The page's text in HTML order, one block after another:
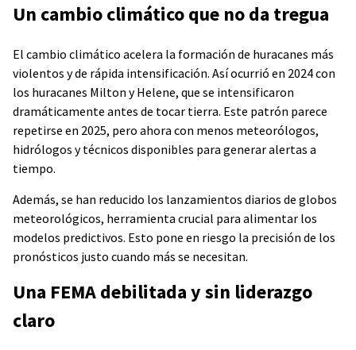
Un cambio climático que no da tregua
El cambio climático acelera la formación de huracanes más
violentos y de rápida intensificación. Así ocurrió en 2024 con
los huracanes Milton y Helene, que se intensificaron
dramáticamente antes de tocar tierra. Este patrón parece
repetirse en 2025, pero ahora con menos meteorólogos,
hidrólogos y técnicos disponibles para generar alertas a
tiempo.
Además, se han reducido los lanzamientos diarios de globos
meteorológicos, herramienta crucial para alimentar los
modelos predictivos. Esto pone en riesgo la precisión de los
pronósticos justo cuando más se necesitan.
Una FEMA debilitada y sin liderazgo
claro